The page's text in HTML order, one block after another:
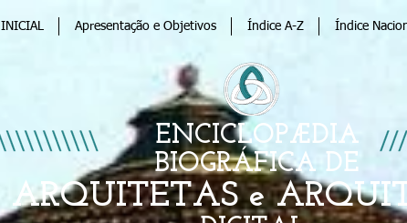
INICIAL Apresentação e Objetivos Índice A-Z Índice
ENCICLOPÆDIA
BIOGRÁFICA DE
ARQUITETAS e